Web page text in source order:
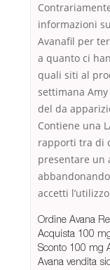
informazioni
Avanafil per
a quanto ci
quali siti al
settimana
del da
Contiene una
rapporti tra di
presentare un
accetti
Ordine Avana
Acquista 100
Sconto 100 mg
Avana vendita